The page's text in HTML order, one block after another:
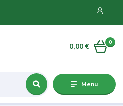
Menu
0
0,00 €